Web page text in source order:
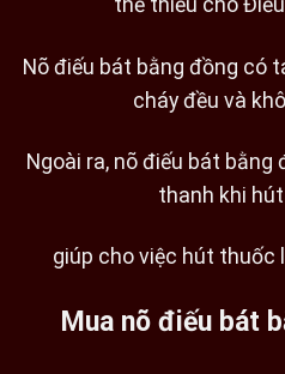
thể thiếu cho
Nõ điếu bát bằng đồng có
cháy đều và
Ngoài ra, nõ điếu bát
thanh khi
giúp cho việc hút thuốc
Mua nõ điếu bát